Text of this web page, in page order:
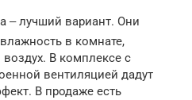
‒ лучший вариант. Они
в комнате,
воздух. В комплексе с
вентиляцией дадут
В продаже есть